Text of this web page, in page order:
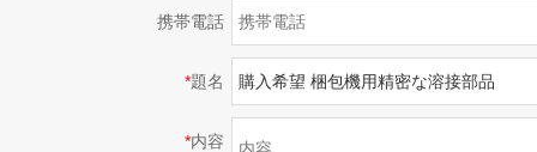
携帯電話
*題名
*内容